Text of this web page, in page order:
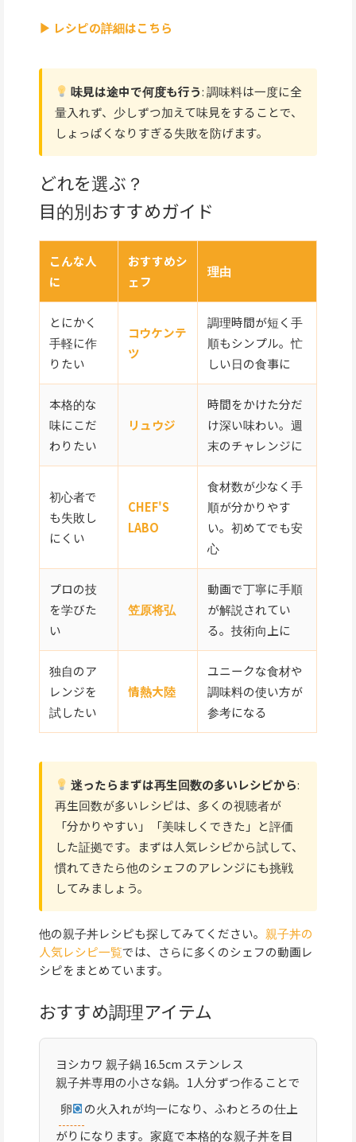
▶ レシピの詳細はこちら
味見は途中で何度も行う: 調味料は一度に全
量入れず、少しずつ加えて味見をすることで、
しょっぱくなりすぎる失敗を防げます。
どれを選ぶ？
目的別おすすめガイド
こんな人
に
おすすめシ
ェフ
理由
とにかく
手軽に作
りたい
コウケンテ
ツ
調理時間が短く手
順もシンプル。忙
しい日の食事に
本格的な
味にこだ
わりたい
リュウジ
時間をかけた分だ
け深い味わい。週
末のチャレンジに
初心者で
も失敗し
にくい
CHEF'S
LABO
食材数が少なく手
順が分かりやす
い。初めてでも安
心
プロの技
を学びた
い
笠原将弘
動画で丁寧に手順
が解説されてい
る。技術向上に
独自のア
レンジを
試したい
情熱大陸
ユニークな食材や
調味料の使い方が
参考になる
迷ったらまずは再生回数の多いレシピから:
再生回数が多いレシピは、多くの視聴者が
「分かりやすい」「美味しくできた」と評価
した証拠です。まずは人気レシピから試して、
慣れてきたら他のシェフのアレンジにも挑戦
してみましょう。
他の親子丼レシピも探してみてください。 親子丼の
人気レシピ一覧では、さらに多くのシェフの動画レ
シピをまとめています。
おすすめ調理アイテム
ヨシカワ 親子鍋 16.5cm ステンレス
親子丼専用の小さな鍋。1人分ずつ作ることで
卵
の火入れが均一になり、ふわとろの仕上
がりになります。家庭で本格的な親子丼を目